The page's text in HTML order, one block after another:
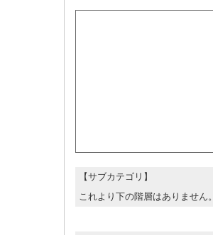
【サブカテゴリ】
これより下の階層はありません。